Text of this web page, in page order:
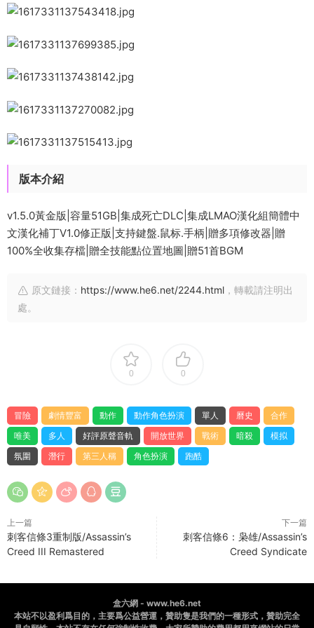
版本介紹
v1.5.0黃金版|容量51GB|集成死亡DLC|集成LMAO漢化組簡體中
文漢化補丁V1.0修正版|支持鍵盤.鼠标.手柄|贈多項修改器|贈
100%全收集存檔|贈全技能點位置地圖|贈51首BGM
原文鏈接： https://www.he6.net/2244.html ，轉載請注明出
處。
0 0
冒險 劇情豐富 動作 動作角色扮演 單人 曆史
合作
唯美
多人 好評原聲音軌 開放世界 戰術 暗殺
模拟
氛圍
潛行 第三人稱 角色扮演 跑酷
上一篇
刺客信條3重制版/Assassin’s
Creed III Remastered
下一篇
刺客信條6：枭雄/Assassin’s
Creed Syndicate
盒六網 - www.he6.net
本站不以盈利爲目的，主要爲公益營運，贊助隻是我們的一種形式，贊助完全